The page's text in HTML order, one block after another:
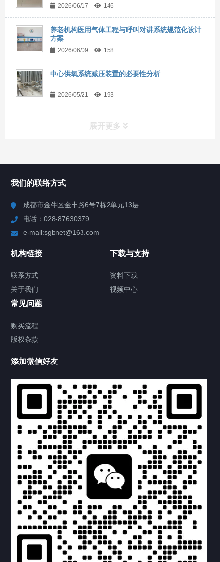
2026/06/17 146
养老机构医用气体工程与呼叫对讲系统规范化设计
方案
2026/06/09 158
中心供氧系统减压装置的必要性分析
2026/05/21 193
展开更多
视频中心
产品中心
病房设备
供氧设备
压缩空气
气体管道
负压吸引
我们的联络方式
成都市金牛区金丰路6号7栋2单元13层
电话：028-87630379
e-mail:sgbnet@163.com
机构链接
联系方式
关于我们
下载与支持
资料下载
视频中心
常见问题
购买流程
版权条款
添加微信好友